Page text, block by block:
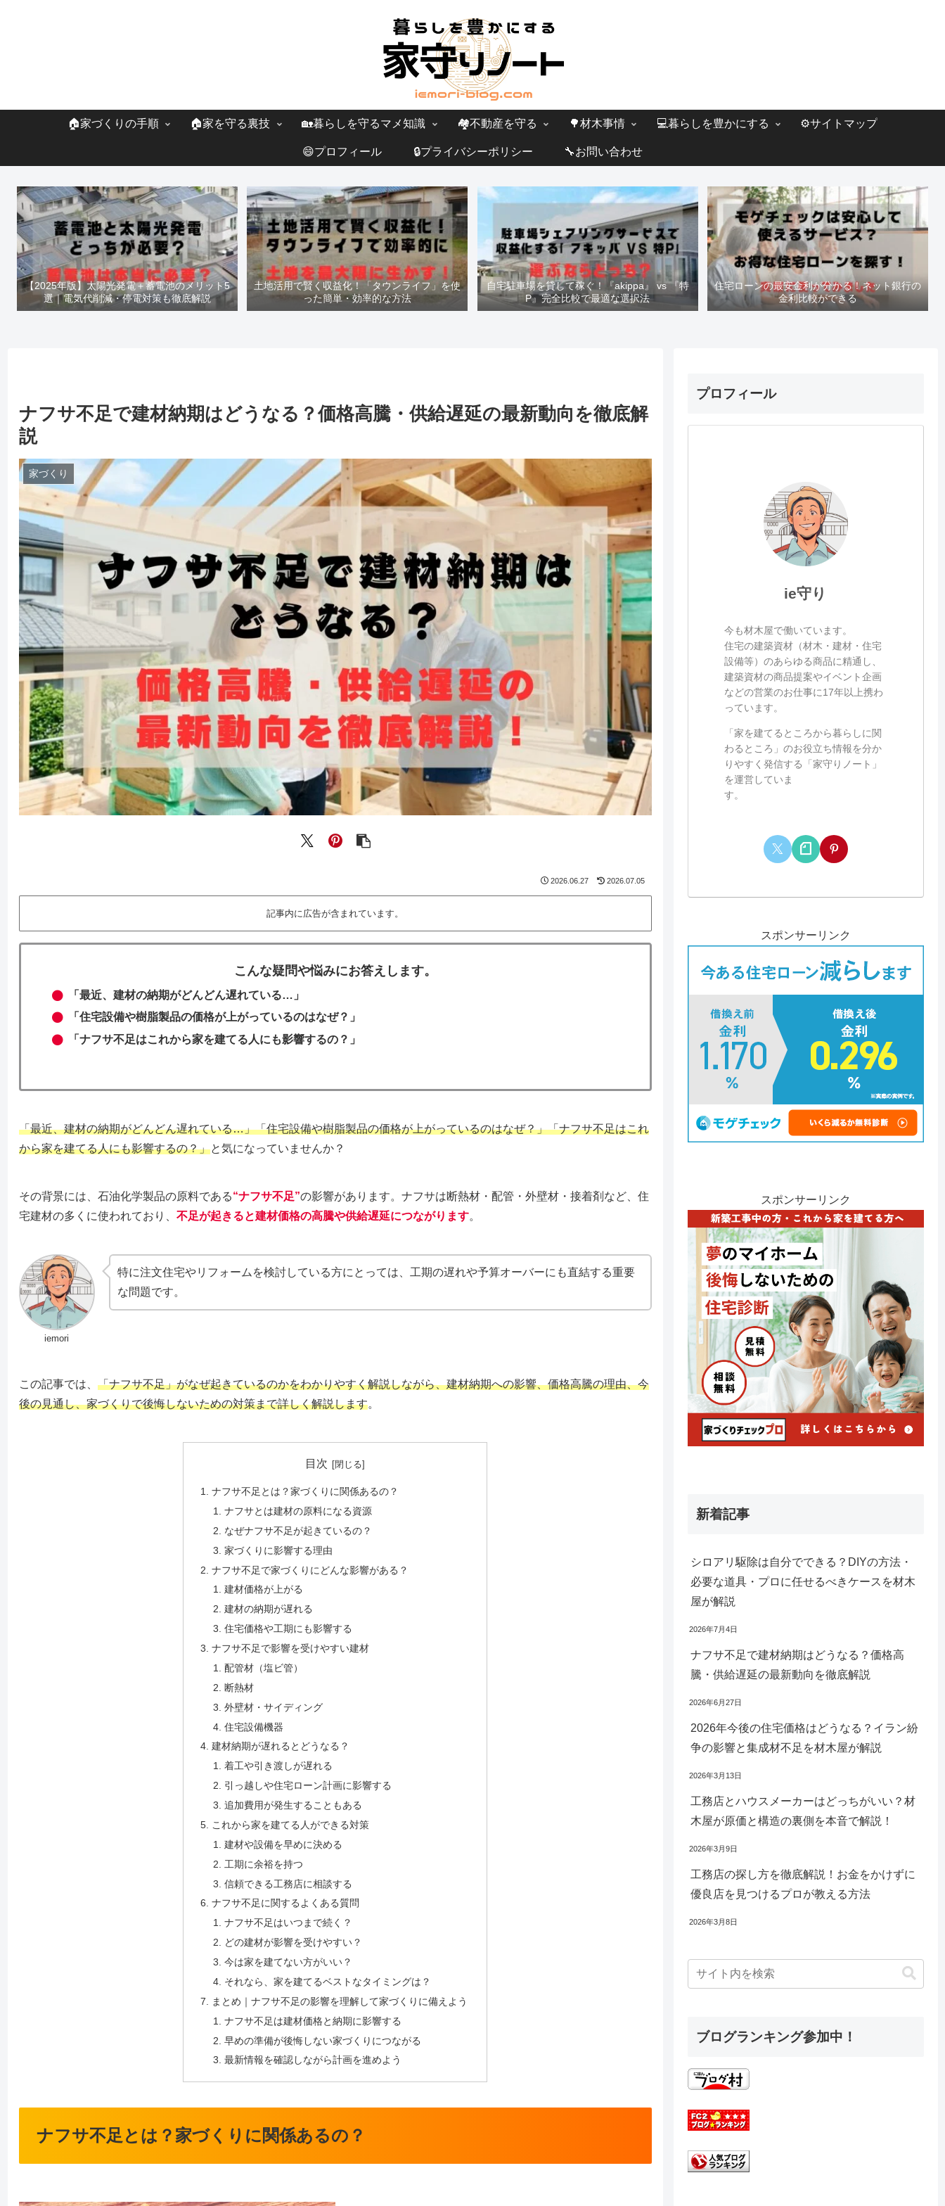
🏠家づくりの手順 🏠家を守る裏技 🏡暮らしを守るマメ知識 🏘️不動産を守る 🌳材木事情 💻暮らしを豊かにする ⚙️サイトマップ
😄プロフィール 🔒プライバシーポリシー 🔧お問い合わせ
【2025年版】太陽光発電＋蓄電池のメリット5
選｜電気代削減・停電対策も徹底解説
土地活用で賢く収益化！「タウンライフ」を使
った簡単・効率的な方法
自宅駐車場を貸して稼ぐ！『akippa』 vs 『特
P』完全比較で最適な選択法
住宅ローンの最安金利が分かる！ネット銀行の
金利比較ができる
ナフサ不足で建材納期はどうなる？価格高騰・供給遅延の最新動向を徹底解
説
家づくり
2026.06.27 2026.07.05
記事内に広告が含まれています。
こんな疑問や悩みにお答えします。
「最近、建材の納期がどんどん遅れている…」
「住宅設備や樹脂製品の価格が上がっているのはなぜ？」
「ナフサ不足はこれから家を建てる人にも影響するの？」
「最近、建材の納期がどんどん遅れている…」「住宅設備や樹脂製品の価格が上がっているのはなぜ？」「ナフサ不足はこれ
から家を建てる人にも影響するの？」と気になっていませんか？
その背景には、石油化学製品の原料である“ナフサ不足”の影響があります。ナフサは断熱材・配管・外壁材・接着剤など、住
宅建材の多くに使われており、 不足が起きると建材価格の高騰や供給遅延につながります。
iemori
特に注文住宅やリフォームを検討している方にとっては、工期の遅れや予算オーバーにも直結する重要
な問題です。
この記事では、 「ナフサ不足」がなぜ起きているのかをわかりやすく解説しながら、建材納期への影響、価格高騰の理由、今
後の見通し、家づくりで後悔しないための対策まで詳しく解説します。
目次
ナフサ不足とは？家づくりに関係あるの？
ナフサとは建材の原料になる資源
なぜナフサ不足が起きているの？
家づくりに影響する理由
ナフサ不足で家づくりにどんな影響がある？
建材価格が上がる
建材の納期が遅れる
住宅価格や工期にも影響する
ナフサ不足で影響を受けやすい建材
配管材（塩ビ管）
断熱材
外壁材・サイディング
住宅設備機器
建材納期が遅れるとどうなる？
着工や引き渡しが遅れる
引っ越しや住宅ローン計画に影響する
追加費用が発生することもある
これから家を建てる人ができる対策
建材や設備を早めに決める
工期に余裕を持つ
信頼できる工務店に相談する
ナフサ不足に関するよくある質問
ナフサ不足はいつまで続く？
どの建材が影響を受けやすい？
今は家を建てない方がいい？
それなら、家を建てるベストなタイミングは？
まとめ｜ナフサ不足の影響を理解して家づくりに備えよう
ナフサ不足は建材価格と納期に影響する
早めの準備が後悔しない家づくりにつながる
最新情報を確認しながら計画を進めよう
ナフサ不足とは？家づくりに関係あるの？
プロフィール
ie守り
今も材木屋で働いています。
住宅の建築資材（材木・建材・住宅
設備等）のあらゆる商品に精通し、
建築資材の商品提案やイベント企画
などの営業のお仕事に17年以上携わ
っています。
「家を建てるところから暮らしに関
わるところ」のお役立ち情報を分か
りやすく発信する「家守りノート」
を運営していま
す。
スポンサーリンク
スポンサーリンク
新着記事
シロアリ駆除は自分でできる？DIYの方法・
必要な道具・プロに任せるべきケースを材木
屋が解説
2026年7月4日
ナフサ不足で建材納期はどうなる？価格高
騰・供給遅延の最新動向を徹底解説
2026年6月27日
2026年今後の住宅価格はどうなる？イラン紛
争の影響と集成材不足を材木屋が解説
2026年3月13日
工務店とハウスメーカーはどっちがいい？材
木屋が原価と構造の裏側を本音で解説！
2026年3月9日
工務店の探し方を徹底解説！お金をかけずに
優良店を見つけるプロが教える方法
2026年3月8日
ブログランキング参加中！